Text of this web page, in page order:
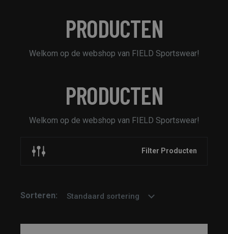
PRODUCTEN
Welkom op de webshop van FIELD Sportswear!
PRODUCTEN
Welkom op de webshop van FIELD Sportswear!
Filter Producten
Sorteren: Standaard sortering